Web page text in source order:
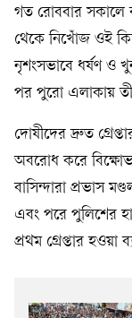
গত রোববার সকালে
থেকে নিখোঁজ ওই
নৃশংসভাবে ধর্ষণ ও
পর পুরো এলাকায়
দোষীদের দ্রুত
অবরোধ করে
বাসিন্দারা প্রভাস
এবং পরে পুলিশের
প্রথম গ্রেপ্তার হওয়া